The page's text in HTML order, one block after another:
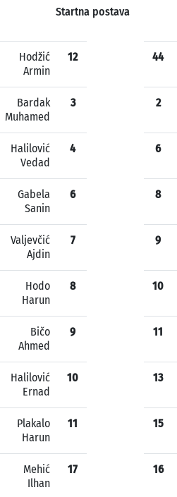
Startna postava
Hodžić
Armin
12
Bardak
Muhamed
3
Halilović
Vedad
4
Gabela
Sanin
6
Valjevčić
Ajdin
7
Hodo
Harun
8
Bičo
Ahmed
9
Halilović
Ernad
10
Plakalo
Harun
11
Mehić
Ilhan
17
44
2
6
8
9
10
11
13
15
16